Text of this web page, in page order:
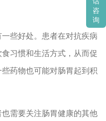
些好处。患者在对抗疾病
习惯和生活方式，从而促
药物也可能对肠胃起到积
需要关注肠胃健康的其他
咨
询